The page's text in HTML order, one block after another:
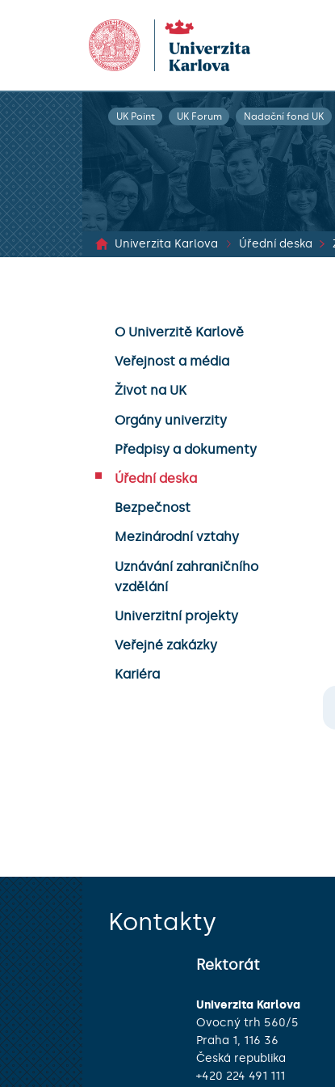
UK Point UK Forum Nadační fond UK
Univerzita Karlova Úřední deska
O Univerzitě Karlově
Veřejnost a média
Život na UK
Orgány univerzity
Předpisy a dokumenty
Úřední deska
Bezpečnost
Mezinárodní vztahy
Uznávání zahraničního
vzdělání
Univerzitní projekty
Veřejné zakázky
Kariéra
Kontakty
Rektorát
Univerzita Karlova
Ovocný trh 560/5
Praha 1, 116 36
Česká republika
+420 224 491 111